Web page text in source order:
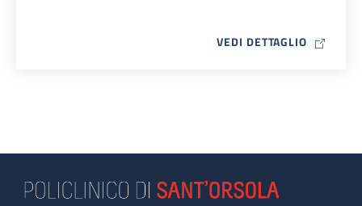
VEDI DETTAGLIO MAP ICON